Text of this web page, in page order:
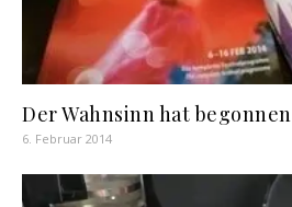
Der Wahnsinn hat begonnen
6. Februar 2014